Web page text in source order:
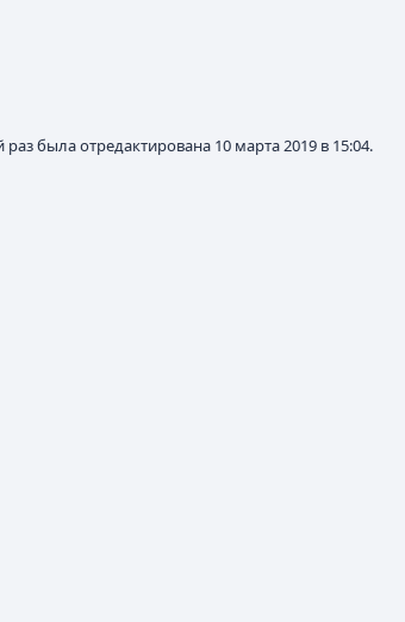
была отредактирована 10 марта 2019 в 15:04.